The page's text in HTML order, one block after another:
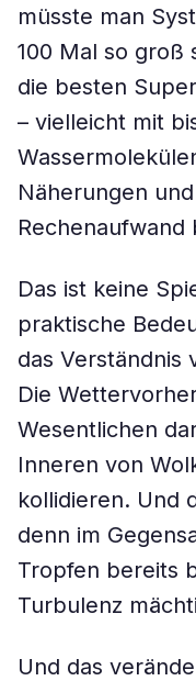
müsste man
100 Mal so groß
die besten
– vielleicht mit
Näherungen
Das ist keine
praktische
das Verständnis
Die
Wesentlichen
Inneren von
kollidieren. Und
denn im
Tropfen bereits
Turbulenz
Und das